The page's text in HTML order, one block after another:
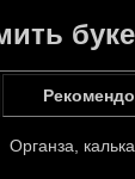
Органза, калька